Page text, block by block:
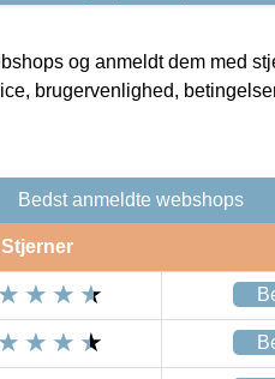
og anmeldt dem med
brugervenlighed,
Bedst anmeldte webshops
Stjerner